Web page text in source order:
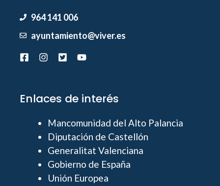
964 141 006
ayuntamiento@viver.es
Enlaces de interés
Mancomunidad del Alto Palancia
Diputación de Castellón
Generalitat Valenciana
Gobierno de España
Unión Europea